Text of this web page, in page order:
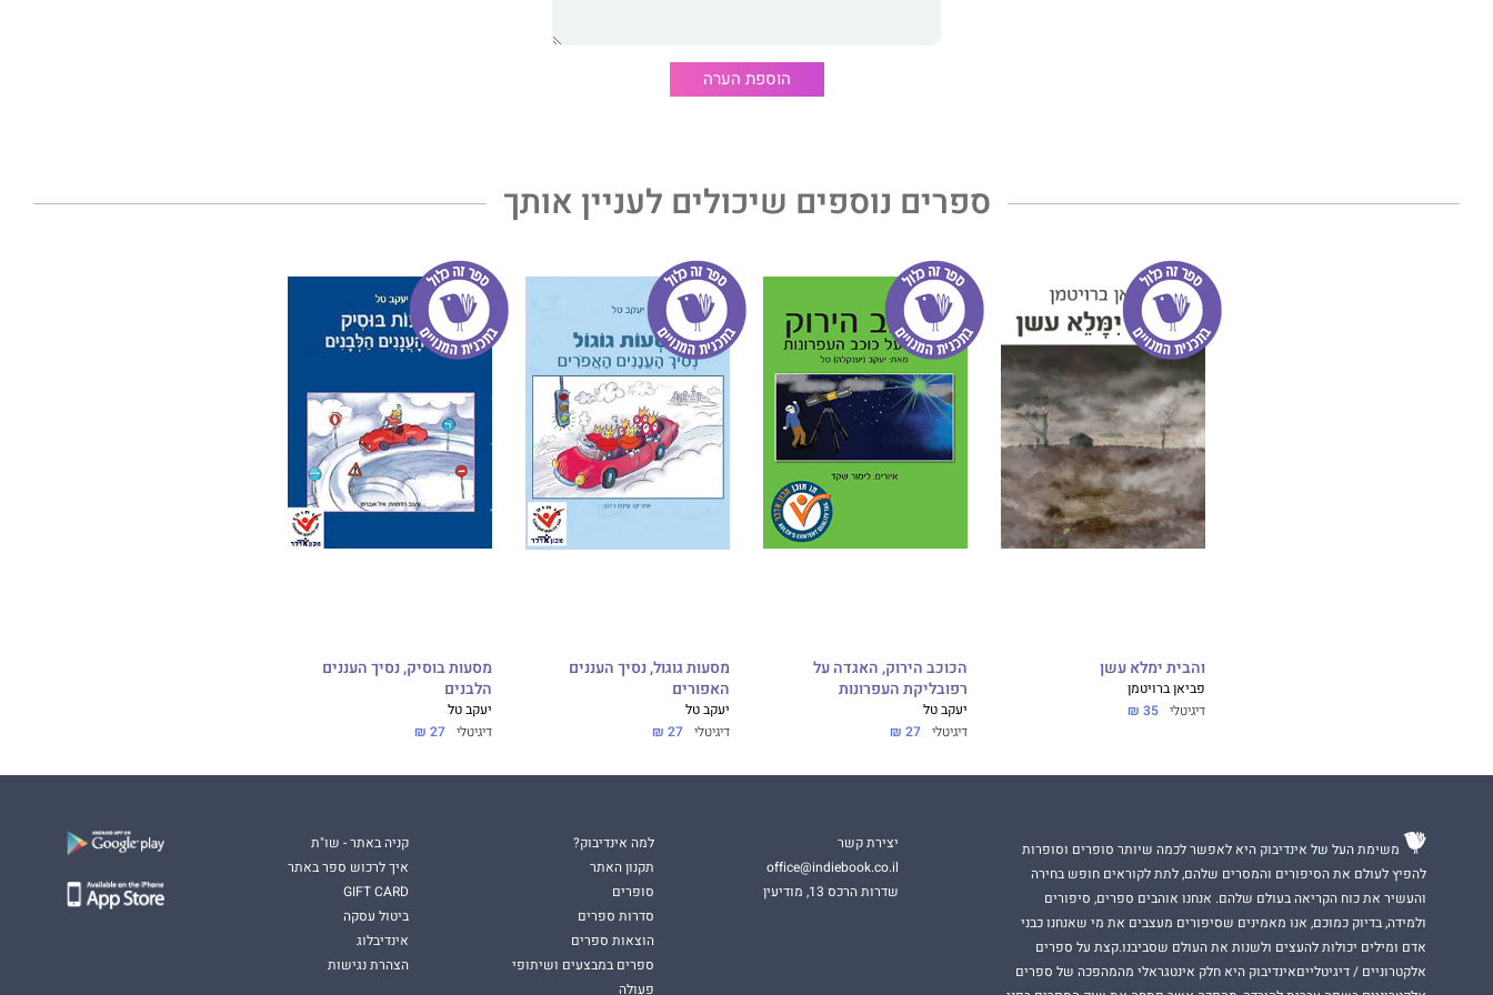
הוספת הערה
ספרים נוספים שיכולים לעניין אותך
והבית ימלא עשן
פביאן ברויטמן
דיגיטלי 35 ₪
הכוכב הירוק, האגדה על
רפובליקת העפרונות
יעקב טל
דיגיטלי 27 ₪
מסעות גוגול, נסיך העננים
האפורים
יעקב טל
דיגיטלי 27 ₪
מסעות בוסיק, נסיך העננים
הלבנים
יעקב טל
דיגיטלי 27 ₪
משימת העל של אינדיבוק היא לאפשר לכמה שיותר סופרים וסופרות
להפיץ לעולם את הסיפורים והמסרים שלהם, לתת לקוראים חופש בחירה
והעשיר את כוח הקריאה בעולם שלהם. אנחנו אוהבים ספרים, סיפורים
ולמידה, בדיוק כמוכם, אנו מאמינים שסיפורים מעצבים את מי שאנחנו כבני
אדם ומילים יכולות להעצים ולשנות את העולם שסביבנו.קצת על ספרים
אלקטרוניים / דיגיטלייםאינדיבוק היא חלק אינטגראלי מהמהפכה של ספרים
יצירת קשר
office@indiebook.co.il
שדרות הרכס 13, מודיעין
למה אינדיבוק?
תקנון האתר
סופרים
סדרות ספרים
הוצאות ספרים
ספרים במבצעים ושיתופי
פעולה
קניה באתר - שו"ת
איך לרכוש ספר באתר
GIFT CARD
ביטול עסקה
אינדיבלוג
הצהרת נגישות